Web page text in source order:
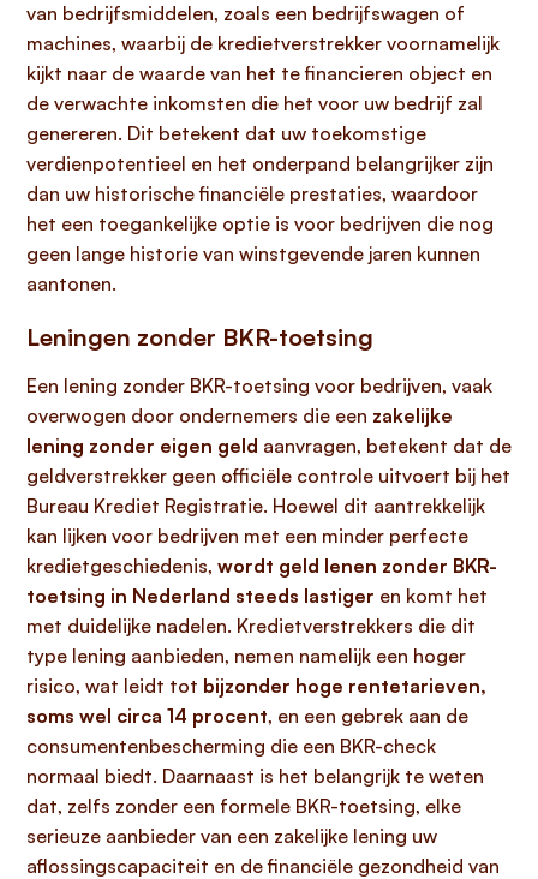
van bedrijfsmiddelen, zoals een bedrijfswagen of
machines, waarbij de kredietverstrekker voornamelijk
kijkt naar de waarde van het te financieren object en
de verwachte inkomsten die het voor uw bedrijf zal
genereren. Dit betekent dat uw toekomstige
verdienpotentieel en het onderpand belangrijker zijn
dan uw historische financiële prestaties, waardoor
het een toegankelijke optie is voor bedrijven die nog
geen lange historie van winstgevende jaren kunnen
aantonen.
Leningen zonder BKR-toetsing
Een lening zonder BKR-toetsing voor bedrijven, vaak
overwogen door ondernemers die een zakelijke
lening zonder eigen geld aanvragen, betekent dat de
geldverstrekker geen officiële controle uitvoert bij het
Bureau Krediet Registratie. Hoewel dit aantrekkelijk
kan lijken voor bedrijven met een minder perfecte
kredietgeschiedenis, wordt geld lenen zonder BKR-
toetsing in Nederland steeds lastiger en komt het
met duidelijke nadelen. Kredietverstrekkers die dit
type lening aanbieden, nemen namelijk een hoger
risico, wat leidt tot bijzonder hoge rentetarieven,
soms wel circa 14 procent, en een gebrek aan de
consumentenbescherming die een BKR-check
normaal biedt. Daarnaast is het belangrijk te weten
dat, zelfs zonder een formele BKR-toetsing, elke
serieuze aanbieder van een zakelijke lening uw
aflossingscapaciteit en de financiële gezondheid van